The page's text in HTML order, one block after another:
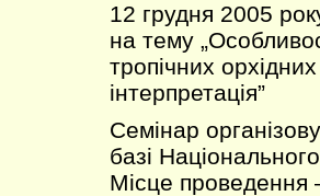
12 грудня 2005
на тему
тропічних
інтерпретація”
Семінар
базі
Місце проведення